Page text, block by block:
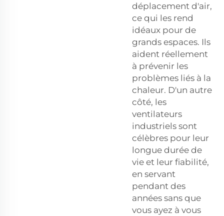
déplacement d'air,
ce qui les rend
idéaux pour de
grands espaces. Ils
aident réellement
à prévenir les
problèmes liés à la
chaleur. D'un autre
côté, les
ventilateurs
industriels sont
célèbres pour leur
longue durée de
vie et leur fiabilité,
en servant
pendant des
années sans que
vous ayez à vous